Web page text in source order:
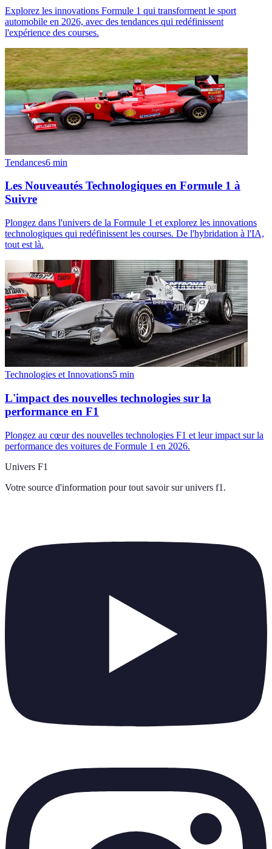
Explorez les innovations Formule 1 qui transforment le sport
automobile en 2026, avec des tendances qui redéfinissent
l'expérience des courses.
Tendances6 min
Les Nouveautés Technologiques en Formule 1 à
Suivre
Plongez dans l'univers de la Formule 1 et explorez les innovations
technologiques qui redéfinissent les courses. De l'hybridation à l'IA,
tout est là.
Technologies et Innovations5 min
L'impact des nouvelles technologies sur la
performance en F1
Plongez au cœur des nouvelles technologies F1 et leur impact sur la
performance des voitures de Formule 1 en 2026.
Univers F1
Votre source d'information pour tout savoir sur univers f1 .